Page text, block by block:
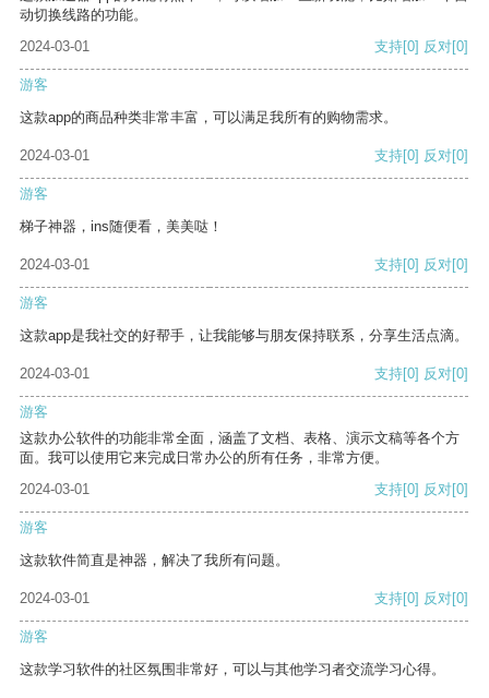
动切换线路的功能。
2024-03-01
支持[0] 反对[0]
游客
这款app的商品种类非常丰富，可以满足我所有的购物需求。
2024-03-01 支持[0] 反对[0]
游客
梯子神器，ins随便看，美美哒！
2024-03-01 支持[0] 反对[0]
游客
这款app是我社交的好帮手，让我能够与朋友保持联系，分享生活点滴。
2024-03-01 支持[0] 反对[0]
游客
这款办公软件的功能非常全面，涵盖了文档、表格、演示文稿等各个方
面。我可以使用它来完成日常办公的所有任务，非常方便。
2024-03-01
支持[0] 反对[0]
游客
这款软件简直是神器，解决了我所有问题。
2024-03-01 支持[0] 反对[0]
游客
这款学习软件的社区氛围非常好，可以与其他学习者交流学习心得。